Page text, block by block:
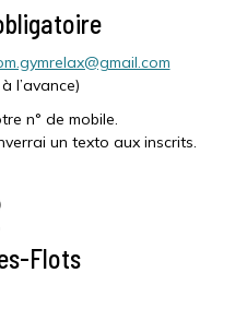
l’avance)
n° de mobile.
un texto aux inscrits.
Flots